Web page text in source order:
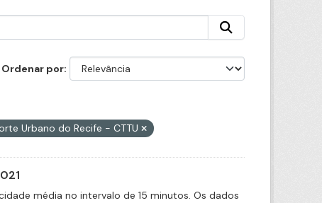
Ordenar por
Urbano do Recife - CTTU
média no intervalo de 15 minutos. Os dados